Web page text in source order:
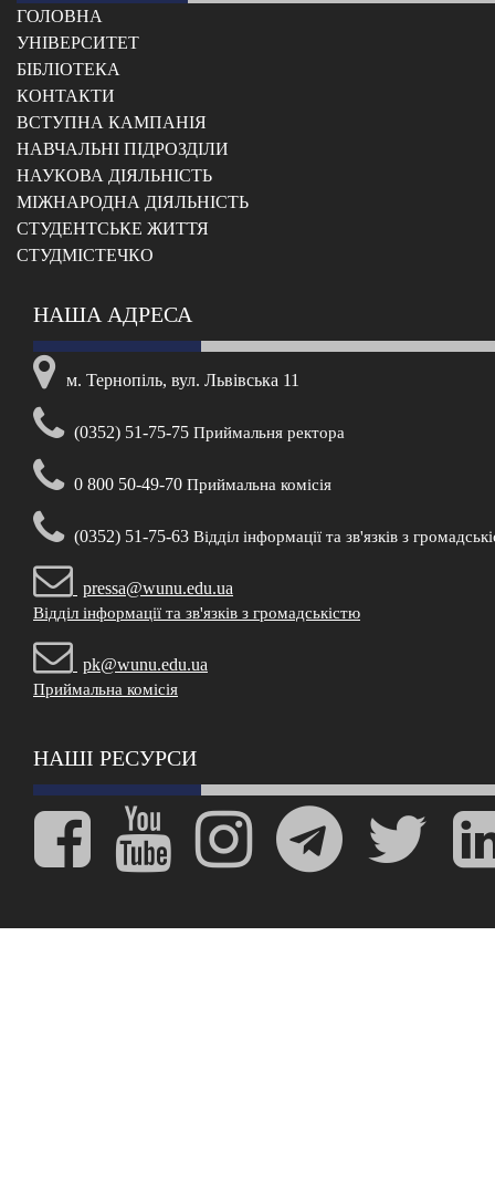
ГОЛОВНА
УНІВЕРСИТЕТ
БІБЛІОТЕКА
КОНТАКТИ
ВСТУПНА КАМПАНІЯ
НАВЧАЛЬНІ ПІДРОЗДІЛИ
НАУКОВА ДІЯЛЬНІСТЬ
МІЖНАРОДНА ДІЯЛЬНІСТЬ
CТУДЕНТСЬКЕ ЖИТТЯ
CТУДМІСТЕЧКО
НАША АДРЕСА
м. Тернопіль, вул. Львівська 11
(0352) 51-75-75 Приймальня ректора
0 800 50-49-70 Приймальна комісія
(0352) 51-75-63 Відділ інформації та зв'язків з
pressa@wunu.edu.ua
Відділ інформації та зв'язків з громадськістю
pk@wunu.edu.ua
Приймальна комісія
НАШІ РЕСУРСИ